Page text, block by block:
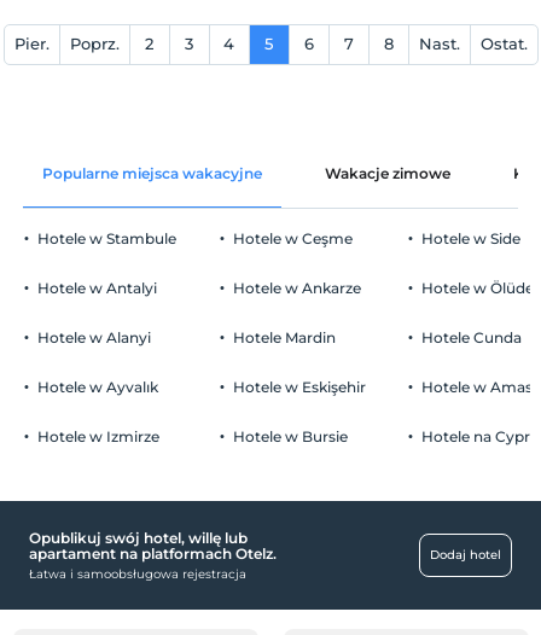
Pier. Poprz. 2 3 4 5 6 7 8 Nast. Ostat.
Popularne miejsca wakacyjne Wakacje zimowe
Hotele w Stambule
Hotele w Antalyi
Hotele w Alanyi
Hotele w Ayvalık
Hotele w Izmirze
Hotele w Ceşme
Hotele w Ankarze
Hotele Mardin
Hotele w Eskişehir
Hotele w Bursie
Hotele w Side
Hotele w
Hotele Cunda
Hotele w
Hotele na
Opublikuj swój hotel, willę lub
apartament na platformach Otelz.
Łatwa i samoobsługowa rejestracja
Dodaj hotel